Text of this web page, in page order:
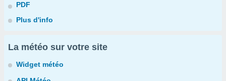
PDF
Plus d'info
La météo sur votre site
Widget météo